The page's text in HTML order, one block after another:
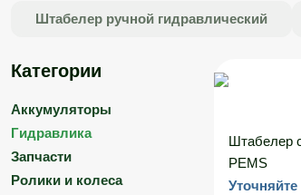
Штабелер ручной гидравлический
Категории
Аккумуляторы
Гидравлика
Запчасти
Ролики и колеса
Штабелер
PEMS